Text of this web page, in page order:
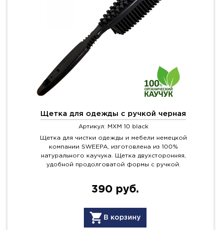
Щетка для одежды с ручкой черная
Артикул: MXM 10 black
Щетка для чистки одежды и мебели немецкой
компании SWEEPA, изготовлена из 100%
натурального каучука. Щетка двухсторонняя,
удобной продолговатой формы с ручкой.
390 руб.
В корзину